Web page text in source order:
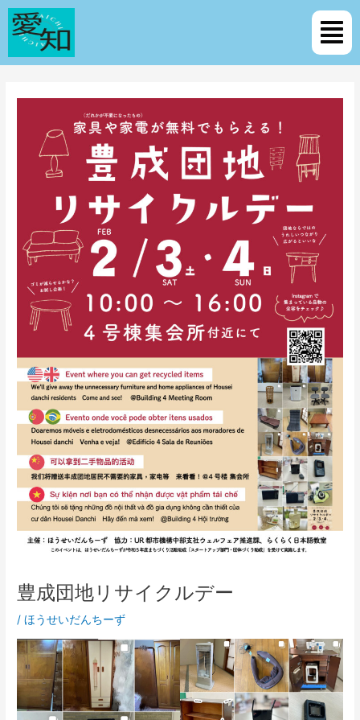
内
ス
メ
ニ
ュ
ー
豊成団地リサイクルデー
/ほうせいだんちーず
Post
navigation